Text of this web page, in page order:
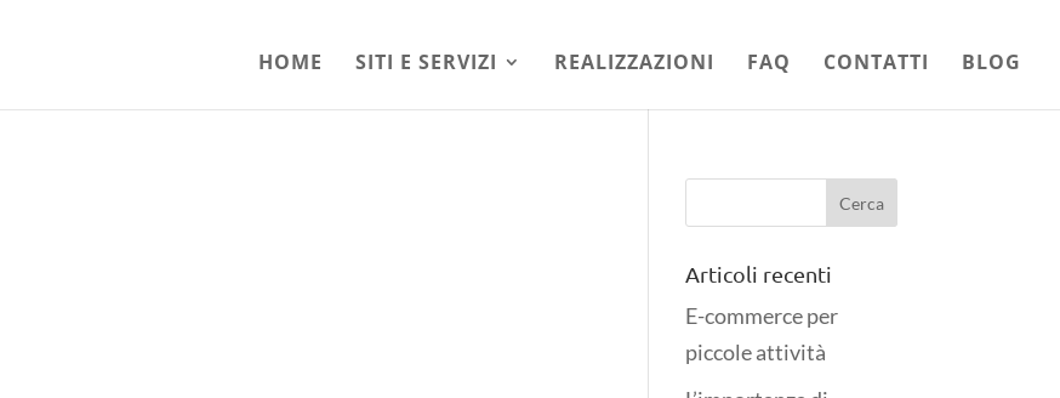
HOME SITI E SERVIZI REALIZZAZIONI FAQ CONTATTI BLOG
Articoli recenti
E-commerce per
piccole attività